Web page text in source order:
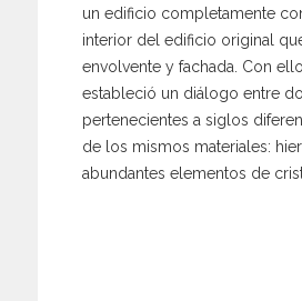
un edificio completamente
interior del edificio original
envolvente y fachada. Con
estableció un diálogo entre
pertenecientes a siglos
de los mismos materiales:
abundantes elementos de